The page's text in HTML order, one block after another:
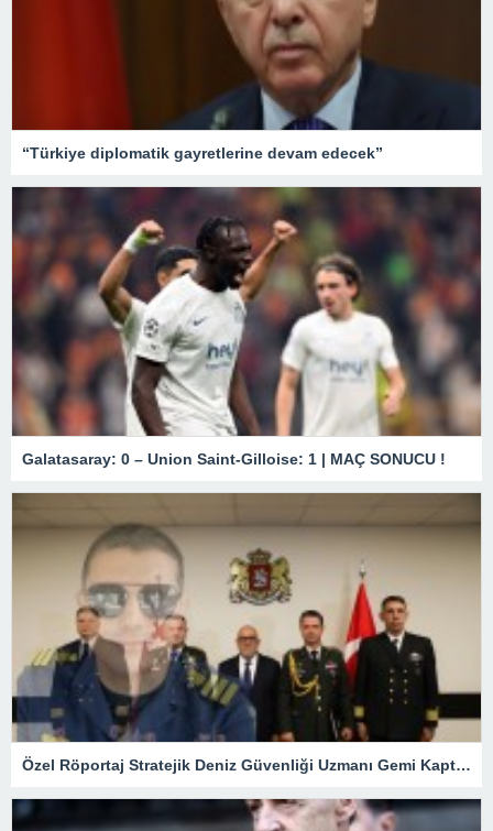
“Türkiye diplomatik gayretlerine devam edecek”
Galatasaray: 0 – Union Saint-Gilloise: 1 | MAÇ SONUCU !
Özel Röportaj Stratejik Deniz Güvenliği Uzmanı Gemi Kaptanı Şahin Avşar ile Konuştuk? “Karadeniz’de yeni bir güvenlik mimarisi mi doğuyor?